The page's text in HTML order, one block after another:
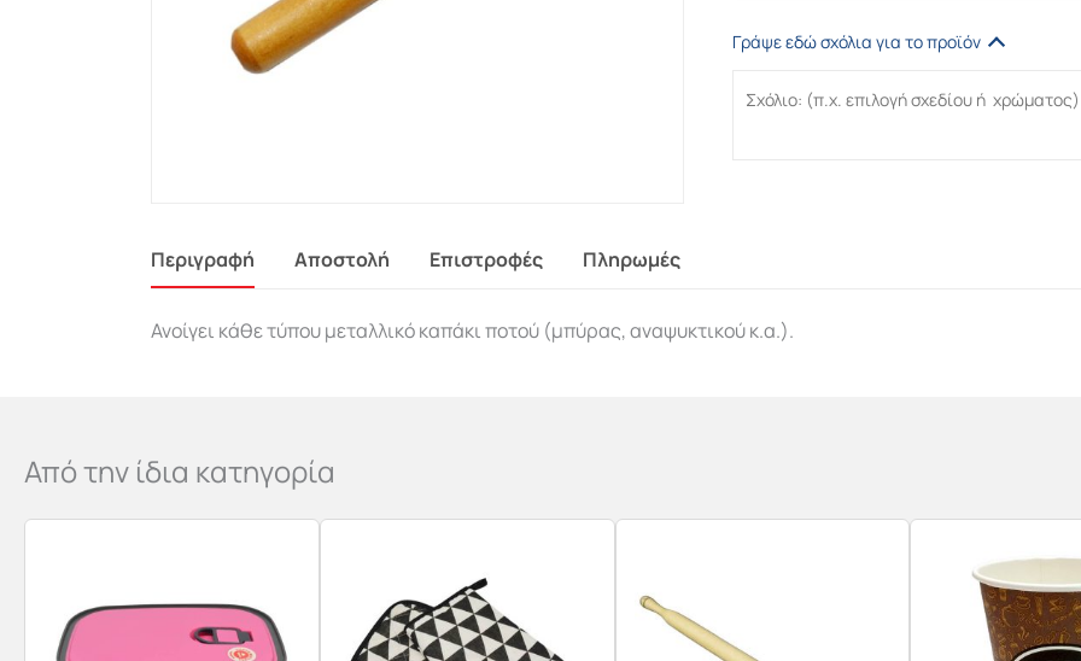
Γράψε εδώ σχόλια για το προϊόν
Περιγραφή Αποστολή Επιστροφές Πληρωμές
Ανοίγει κάθε τύπου μεταλλικό καπάκι ποτού (μπύρας, αναψυκτικού κ.α.).
Από την ίδια κατηγορία